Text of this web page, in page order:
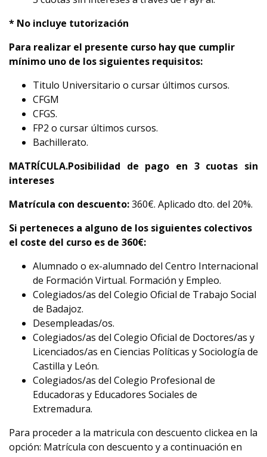
* No incluye tutorización
Para realizar el presente curso hay que cumplir
mínimo uno de los siguientes requisitos:
Titulo Universitario o cursar últimos cursos.
CFGM
CFGS.
FP2 o cursar últimos cursos.
Bachillerato.
MATRÍCULA.Posibilidad de pago en 3 cuotas sin
intereses
Matrícula con descuento:360€. Aplicado dto. del 20%.
Si perteneces a alguno de los siguientes colectivos
el coste del curso es de 360€:
Alumnado o ex-alumnado del Centro Internacional
de Formación Virtual. Formación y Empleo.
Colegiados/as del Colegio Oficial de Trabajo Social
de Badajoz.
Desempleadas/os.
Colegiados/as del Colegio Oficial de Doctores/as y
Licenciados/as en Ciencias Políticas y Sociología de
Castilla y León.
Colegiados/as del Colegio Profesional de
Educadoras y Educadores Sociales de
Extremadura.
Para proceder a la matricula con descuento clickea en la
opción: Matrícula con descuento y a continuación en